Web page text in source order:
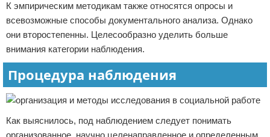
К эмпирическим методикам также относятся опросы и
всевозможные способы документального анализа. Однако
они второстепенны. Целесообразно уделить больше
внимания категории наблюдения.
Процедура наблюдения
Как выяснилось, под наблюдением следует понимать
организованное, научно целенаправленное и определенным